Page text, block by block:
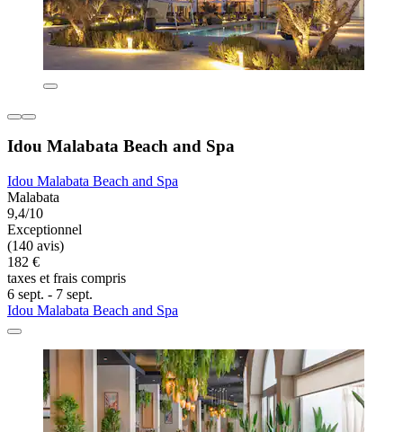
Idou Malabata Beach and Spa
Idou Malabata Beach and Spa
Malabata
9,4/10
Exceptionnel
(140 avis)
182 €
taxes et frais compris
6 sept. - 7 sept.
Idou Malabata Beach and Spa